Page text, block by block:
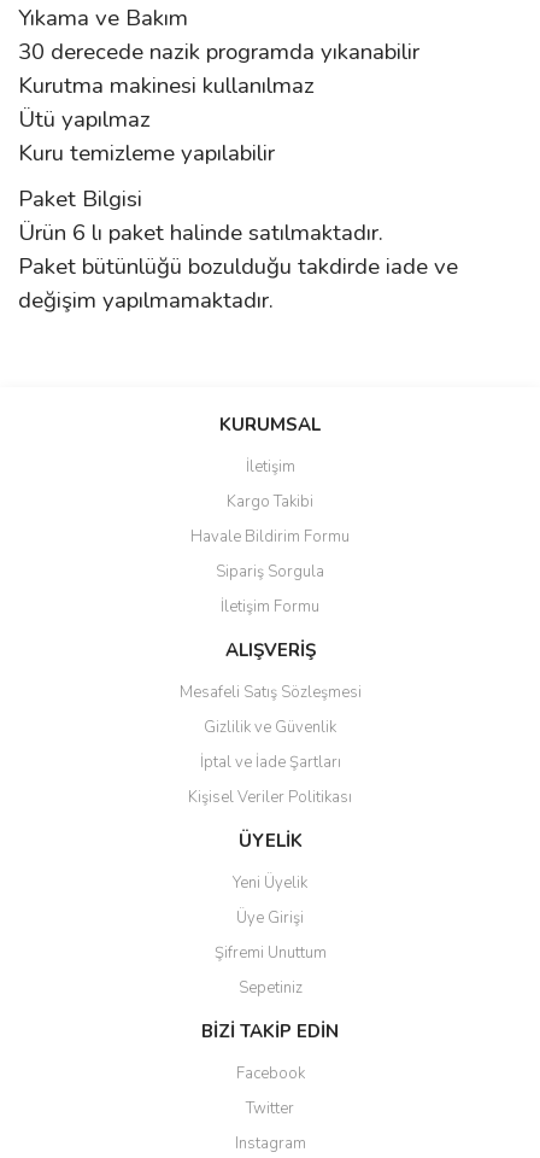
Yıkama ve Bakım
30 derecede nazik programda yıkanabilir
Kurutma makinesi kullanılmaz
Ütü yapılmaz
Kuru temizleme yapılabilir
Paket Bilgisi
Ürün 6 lı paket halinde satılmaktadır.
Paket bütünlüğü bozulduğu takdirde iade ve
değişim yapılmamaktadır.
Bu ürüne ilk yorumu siz yapın!
Ürün resmi kalitesiz, bozuk veya görüntülenemiyor.
Ürün açıklamasında eksik bilgiler bulunuyor.
Ürün bilgilerinde hatalar bulunuyor.
Ürün fiyatı diğer sitelerden daha pahalı.
Bu ürüne benzer farklı alternatifler olmalı.
Gönder
KURUMSAL
İletişim
Kargo Takibi
Havale Bildirim Formu
Sipariş Sorgula
İletişim Formu
ALIŞVERİŞ
Mesafeli Satış Sözleşmesi
Gizlilik ve Güvenlik
İptal ve İade Şartları
Kişisel Veriler Politikası
ÜYELİK
Yeni Üyelik
Üye Girişi
Şifremi Unuttum
Sepetiniz
BİZİ TAKİP EDİN
Facebook
Twitter
Instagram